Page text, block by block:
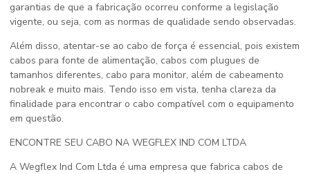
garantias de que a fabricação ocorreu conforme a legislação
vigente, ou seja, com as normas de qualidade sendo observadas.
Além disso, atentar-se ao cabo de força é essencial, pois existem
cabos para fonte de alimentação, cabos com plugues de
tamanhos diferentes, cabo para monitor, além de cabeamento
nobreak e muito mais. Tendo isso em vista, tenha clareza da
finalidade para encontrar o cabo compatível com o equipamento
em questão.
ENCONTRE SEU CABO NA WEGFLEX IND COM LTDA
A Wegflex Ind Com Ltda é uma empresa que fabrica cabos de